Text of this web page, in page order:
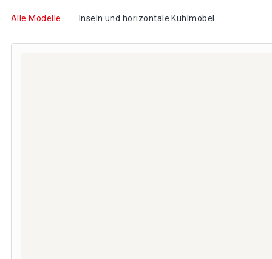
Alle Modelle Inseln und horizontale Kühlmöbel